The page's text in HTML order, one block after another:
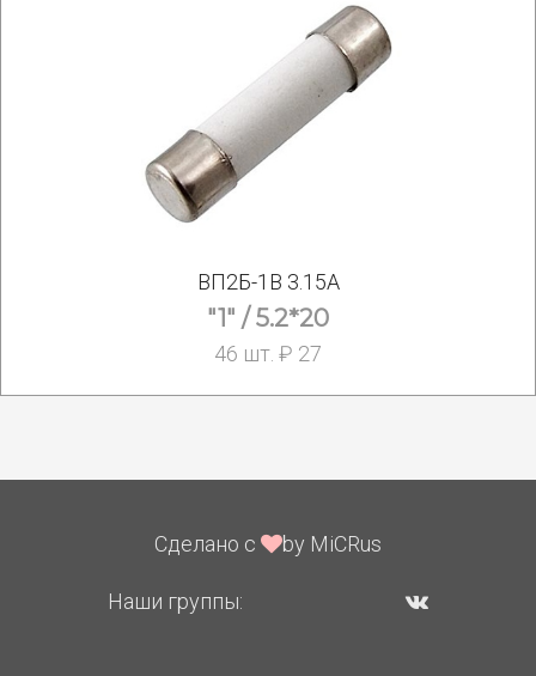
ВП2Б-1В 3.15А
"1" / 5.2*20
46 шт. ₽ 27
Сделано с by MiCRus
Наши группы: